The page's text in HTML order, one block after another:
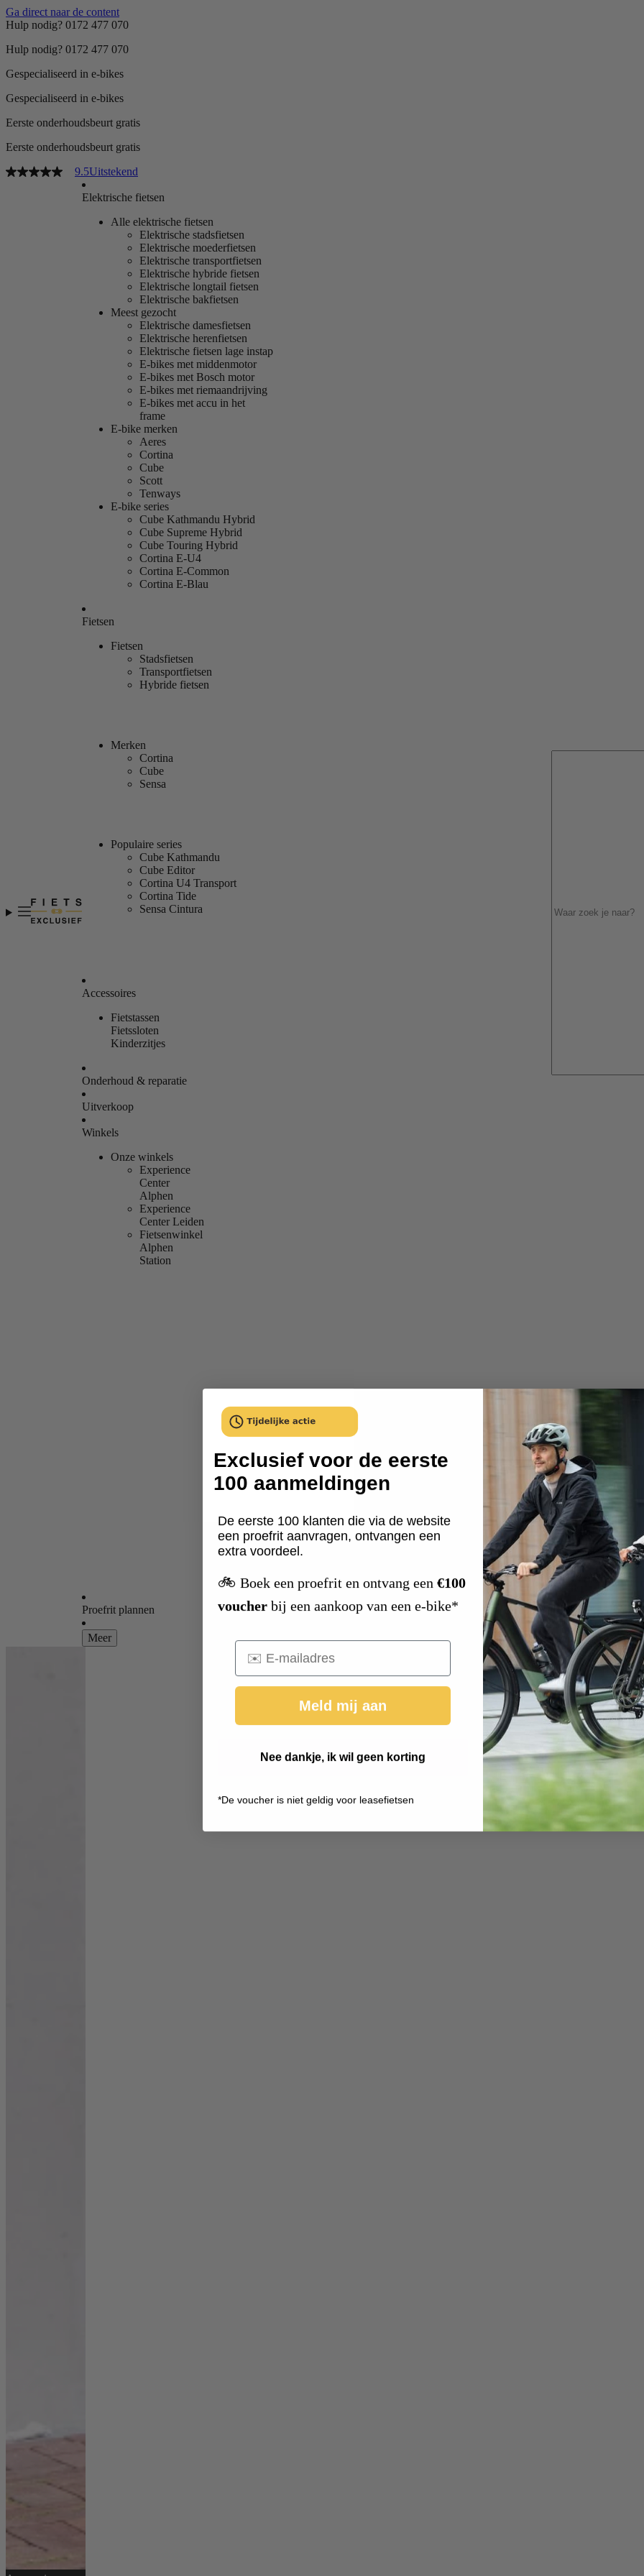
Ga direct naar de content
Hulp nodig? 0172 477 070
Hulp nodig? 0172 477 070
Gespecialiseerd in e-bikes
Gespecialiseerd in e-bikes
Eerste onderhoudsbeurt gratis
Eerste onderhoudsbeurt gratis
9.5Uitstekend
Elektrische fietsen
Alle elektrische fietsen
Elektrische stadsfietsen
Elektrische moederfietsen
Elektrische transportfietsen
Elektrische hybride fietsen
Elektrische longtail fietsen
Elektrische bakfietsen
Meest gezocht
Elektrische damesfietsen
Elektrische herenfietsen
Elektrische fietsen lage instap
E-bikes met middenmotor
E-bikes met Bosch motor
E-bikes met riemaandrijving
E-bikes met accu in het
frame
E-bike merken
Aeres
Cortina
Cube
Scott
Tenways
E-bike series
Cube Kathmandu Hybrid
Cube Supreme Hybrid
Cube Touring Hybrid
Cortina E-U4
Cortina E-Common
Cortina E-Blau
Fietsen
Fietsen
Stadsfietsen
Transportfietsen
Hybride fietsen
Merken
Cortina
Cube
Sensa
Populaire series
Cube Kathmandu
Cube Editor
Cortina U4 Transport
Cortina Tide
Sensa Cintura
Accessoires
Fietstassen
Fietssloten
Kinderzitjes
Onderhoud & reparatie
Uitverkoop
Winkels
Onze winkels
Experience
Center
Alphen
Experience
Center Leiden
Fietsenwinkel
Alphen
Station
Proefrit plannen
Meer
Exclusief voor de eerste
100 aanmeldingen
De eerste 100 klanten die via de website
een proefrit aanvragen, ontvangen een
extra voordeel.
🚲 Boek een proefrit en ontvang een €100
voucher bij een aankoop van een e-bike*
Email
Meld mij aan
Nee dankje, ik wil geen korting
*De voucher is niet geldig voor leasefietsen